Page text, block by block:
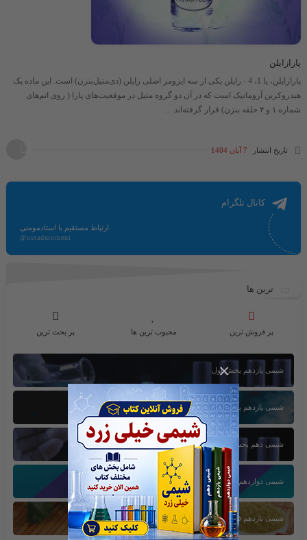
×
پارازایلن
پارازایلن، یا 1، 4 - زایلن یکی از سه ایزومر اصلی زایلن (دی‌متیل‌بنزن) است. این ماده یک
هیدروکربن آروماتیک است که در آن دو گروه متیل در موقعیت‌های پارا ( روی اتم‌های
شماره ۱ و ۴ حلقه بنزن) قرار گرفته‌اند. ...
تاریخ انتشار 7 آبان 1404
کانال تلگرام
ارتباط مستقیم با استادمومنی
@ostadmomeni
ترین ها
پر فروش ترین محبوب ترین ها پر بحث ترین
شیمی یازدهم بخش اول
شیمی یازدهم بخش سوم
شیمی دهم بخش اول
شیمی دوازدهم بخش سوم
شیمی یازدهم فصل دوم